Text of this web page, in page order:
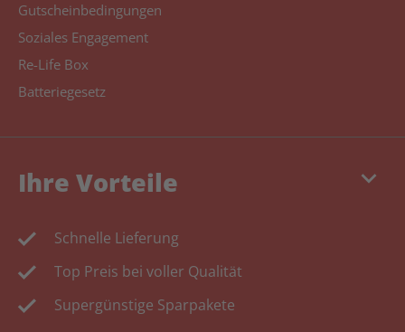
Gutscheinbedingungen
Soziales Engagement
Re-Life Box
Batteriegesetz
keyboard_arrow_down
Ihre Vorteile
Schnelle Lieferung
Top Preis bei voller Qualität
Supergünstige Sparpakete